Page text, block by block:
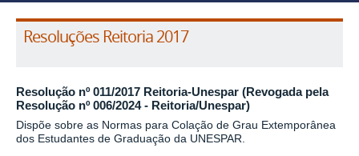
Resoluções Reitoria 2017
Resolução nº 011/2017 Reitoria-Unespar (Revogada pela
Resolução nº 006/2024 - Reitoria/Unespar)
Dispõe sobre as Normas para Colação de Grau Extemporânea
dos Estudantes de Graduação da UNESPAR.